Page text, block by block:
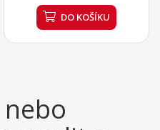
DO KOŠÍKU